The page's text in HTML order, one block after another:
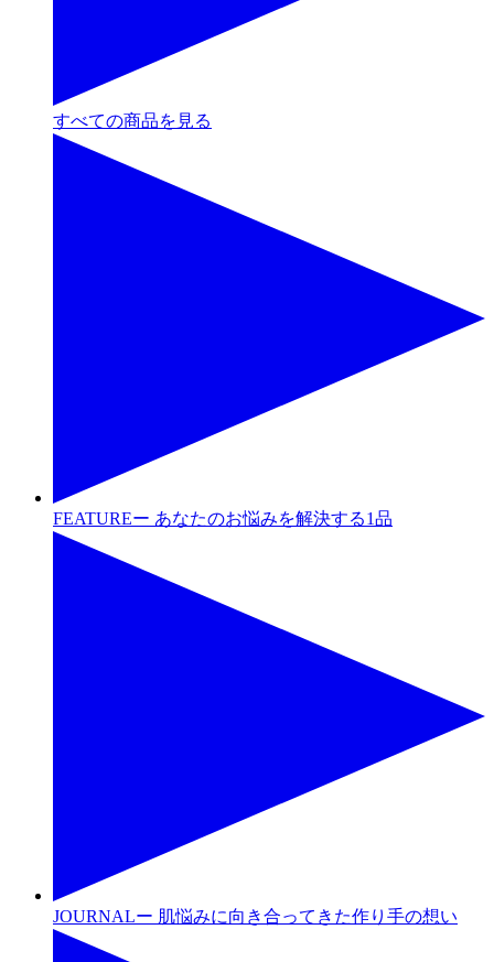
すべての商品を見る
FEATUREー あなたのお悩みを解決する1品
JOURNALー 肌悩みに向き合ってきた作り手の想い